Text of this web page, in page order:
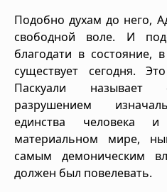
Подобно духам до него,
свободной воле. И
благодати в состояние,
существует сегодня.
Паскуали называет
разрушением
единства человека
материальном мире,
самым демоническим
должен был повелевать.